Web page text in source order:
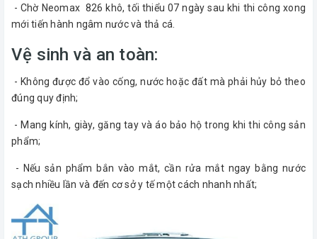
- Chờ Neomax 826 khô, tối thiểu 07 ngày sau khi thi công xong
mới tiến hành ngâm nước và thả cá.
Vệ sinh và an toàn:
- Không được đổ vào cống, nước hoặc đất mà phải hủy bỏ theo
đúng quy định;
- Mang kính, giày, găng tay và áo bảo hộ trong khi thi công sản
phẩm;
- Nếu sản phẩm bắn vào mắt, cần rửa mắt ngay bằng nước
sạch nhiều lần và đến cơ sở y tế một cách nhanh nhất;